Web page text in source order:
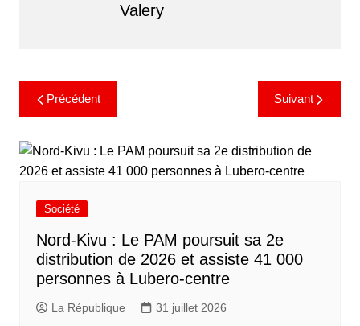
Valery
Précédent Suivant
Société
Nord-Kivu : Le PAM poursuit sa 2e
distribution de 2026 et assiste 41 000
personnes à Lubero-centre
La République 31 juillet 2026